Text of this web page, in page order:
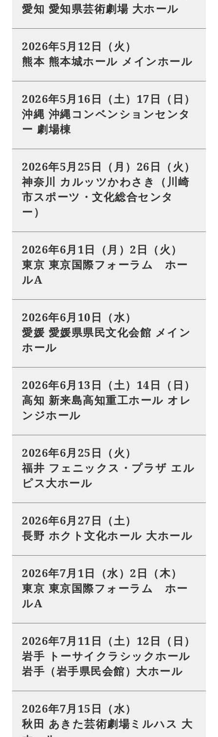
愛知 愛知県芸術劇場 大ホール
2026年5月12日（火）
熊本 熊本城ホール メインホール
2026年5月16日（土）17日（日）
沖縄 沖縄コンベンションセンタ
ー 劇場棟
2026年5月25日（月）26日（火）
神奈川 カルッツかわさき（川崎
市スポーツ・文化総合センタ
ー）
2026年6月1日（月）2日（火）
東京 東京国際フォーラム ホー
ルA
2026年6月10日（水）
愛媛 愛媛県県民文化会館 メイン
ホール
2026年6月13日（土）14日（日）
高知 新来島高知重工ホール オレ
ンジホール
2026年6月25日（火）
福井 フェニックス・プラザ エル
ピス大ホール
2026年6月27日（土）
長野 ホクト文化ホール 大ホール
2026年7月1日（水）2日（木）
東京 東京国際フォーラム ホー
ルA
2026年7月11日（土）12日（日）
岩手 トーサイクラシックホール
岩手（岩手県民会館）大ホール
2026年7月15日（水）
秋田 あきた芸術劇場ミルハス 大